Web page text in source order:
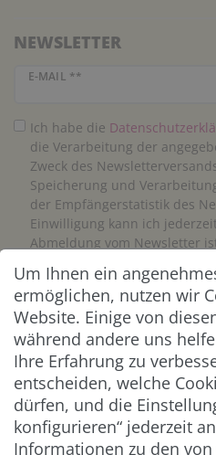
NEWSLETTER
E-MAIL **
Newsletter Honig
Ich habe die
die Verarbeitung der
Zweck des
Speicherung und
der Empfängerstatistik des
Einwilligung kann ich
Abmeldung vom Newsletter
** Hierbei
ZAHLUNG & VERSAND
Um Ihnen ein
ermöglichen, nutzen wir
Website. Einige von
während andere uns
Ihre Erfahrung zu
entscheiden, welche
dürfen, und die
konfigurieren“ jederzeit
Informationen zu den